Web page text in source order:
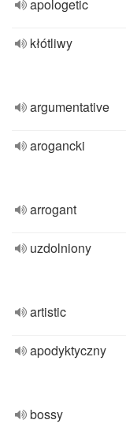
apologetic
kłótliwy
argumentative
arogancki
arrogant
uzdolniony
artistic
apodyktyczny
bossy